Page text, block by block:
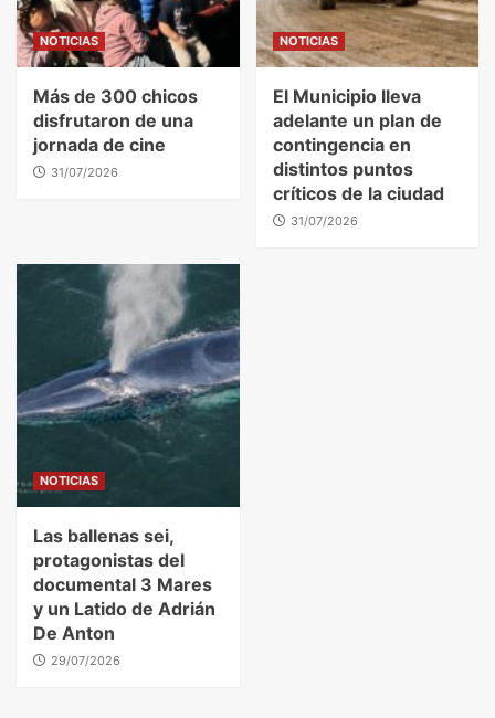
NOTICIAS
Más de 300 chicos
disfrutaron de una
jornada de cine
31/07/2026
NOTICIAS
El Municipio lleva
adelante un plan de
contingencia en
distintos puntos
críticos de la ciudad
31/07/2026
NOTICIAS
Las ballenas sei,
protagonistas del
documental 3 Mares
y un Latido de Adrián
De Anton
29/07/2026